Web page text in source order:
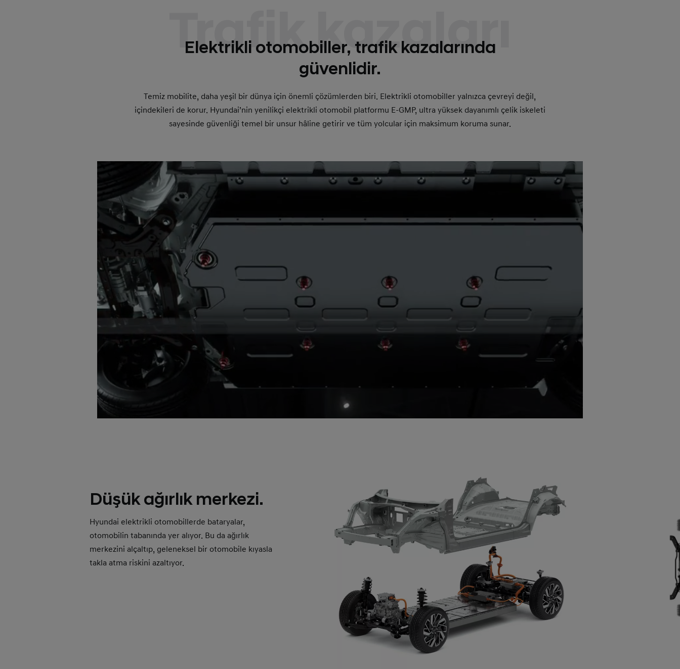
Trafik kazaları
Elektrikli otomobiller, trafik kazalarında
güvenlidir.
Temiz mobilite, daha yeşil bir dünya için önemli çözümlerden biri. Elektrikli otomobiller yalnızca çevreyi değil,
içindekileri de korur. Hyundai’nin yenilikçi elektrikli otomobil platformu E-GMP, ultra yüksek dayanımlı çelik iskeleti
sayesinde güvenliği temel bir unsur hâline getirir ve tüm yolcular için maksimum koruma sunar.
Düşük ağırlık merkezi.
Hyundai elektrikli otomobillerde bataryalar,
otomobilin tabanında yer alıyor. Bu da ağırlık
merkezini alçaltıp, geleneksel bir otomobile kıyasla
takla atma riskini azaltıyor.